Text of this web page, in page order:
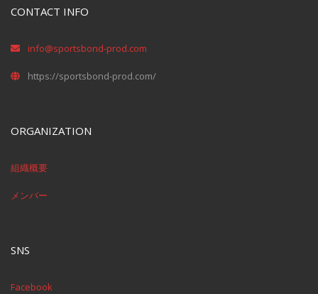
CONTACT INFO
info@sportsbond-prod.com
https://sportsbond-prod.com/
ORGANIZATION
組織概要
メンバー
SNS
Facebook